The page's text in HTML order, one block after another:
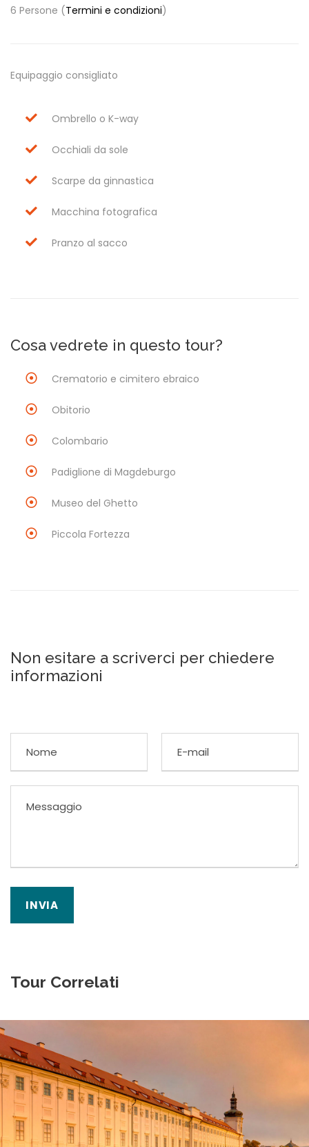
6 Persone (Termini e condizioni)
Equipaggio consigliato
Ombrello o K-way
Occhiali da sole
Scarpe da ginnastica
Macchina fotografica
Pranzo al sacco
Cosa vedrete in questo tour?
Crematorio e cimitero ebraico
Obitorio
Colombario
Padiglione di Magdeburgo
Museo del Ghetto
Piccola Fortezza
Non esitare a scriverci per chiedere
informazioni
Tour Correlati